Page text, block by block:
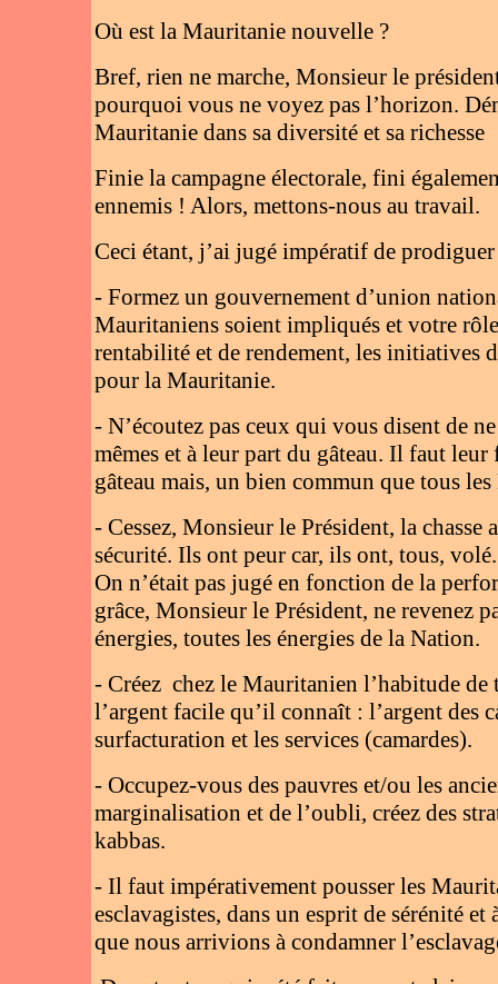
Où est la Mauritanie nouvelle ?
Bref, rien ne marche, Monsieur le
pourquoi vous ne voyez pas l’horizon.
Mauritanie dans sa diversité et sa richesse
Finie la campagne électorale, fini
ennemis ! Alors, mettons-nous au travail.
Ceci étant, j’ai jugé impératif de
- Formez un gouvernement d’union
Mauritaniens soient impliqués et votre
rentabilité et de rendement, les initiatives
pour la Mauritanie.
- N’écoutez pas ceux qui vous disent de
mêmes et à leur part du gâteau. Il faut
gâteau mais, un bien commun que tous
- Cessez, Monsieur le Président, la
sécurité. Ils ont peur car, ils ont, tous,
On n’était pas jugé en fonction de la
grâce, Monsieur le Président, ne revenez
énergies, toutes les énergies de la Nation.
- Créez chez le Mauritanien l’habitude de
l’argent facile qu’il connaît : l’argent des
surfacturation et les services (camardes).
- Occupez-vous des pauvres et/ou les
marginalisation et de l’oubli, créez des
kabbas.
- Il faut impérativement pousser les
esclavagistes, dans un esprit de sérénité
que nous arrivions à condamner